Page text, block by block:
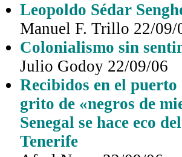
Leopoldo Sédar
Manuel F. Trillo 22/09/
Colonialismo sin
Julio Godoy 22/09/06
Recibidos en el
grito de «negros de
Senegal se hace eco
Tenerife